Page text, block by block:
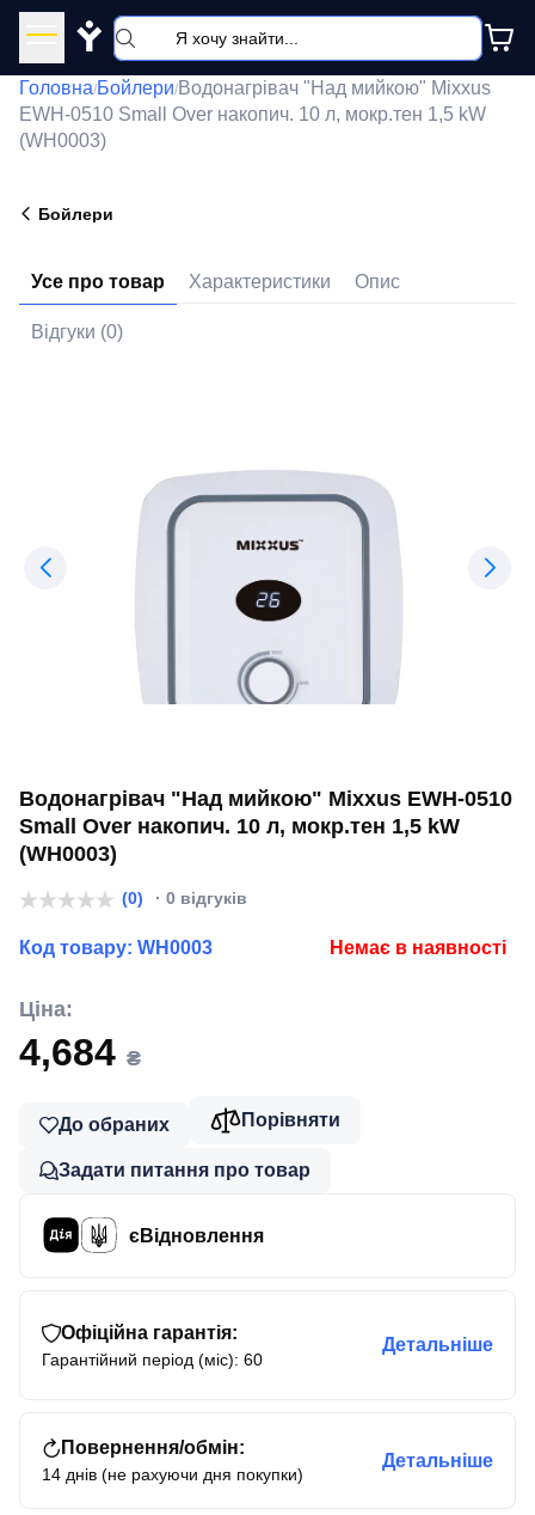
Y
Головна/Бойлери/Водонагрівач "Над мийкою" Mixxus
EWH-0510 Small Over накопич. 10 л, мокр.тен 1,5 kW
(WH0003)
Бойлери
Усе про товар Характеристики Опис
Відгуки (0)
Водонагрівач "Над мийкою" Mixxus EWH-0510
Small Over накопич. 10 л, мокр.тен 1,5 kW
(WH0003)
(0) · 0 відгуків
Код товару: WH0003 Немає в наявності
Ціна:
4,684 ₴
До обраних Порівняти
Задати питання про товар
єВідновлення
Офіційна гарантія:
Гарантійний період (міс): 60
Детальніше
Повернення/обмін:
14 днів (не рахуючи дня покупки)
Детальніше